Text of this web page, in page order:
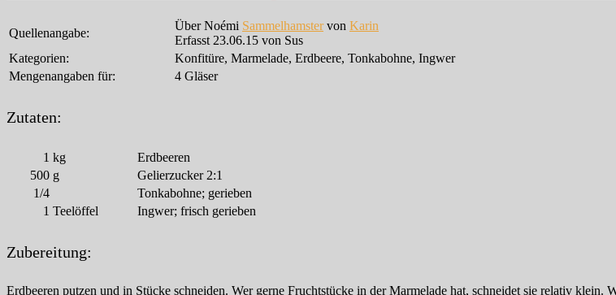
Quellenangabe:
Über Noémi Sammelhamstervon Karin
Erfasst 23.06.15 von Sus
Kategorien:
Konfitüre, Marmelade, Erdbeere, Tonkabohne, Ingwer
Mengenangaben für:
4 Gläser
Zutaten:
1 kg
Erdbeeren
500 g
Gelierzucker 2:1
1/4
Tonkabohne; gerieben
1 Teelöffel Ingwer; frisch gerieben
Zubereitung:
Erdbeeren putzen und in Stücke schneiden. Wer gerne Fruchtstücke in der Marmelade hat, schneidet sie relativ